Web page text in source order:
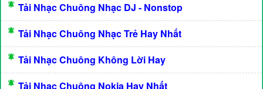
Tải Nhạc Chuông Nhạc DJ - Nonstop
Tải Nhạc Chuông Nhạc Trẻ Hay Nhất
Tải Nhạc Chuông Không Lời Hay
Tải Nhạc Chuông Nokia Hay Nhất